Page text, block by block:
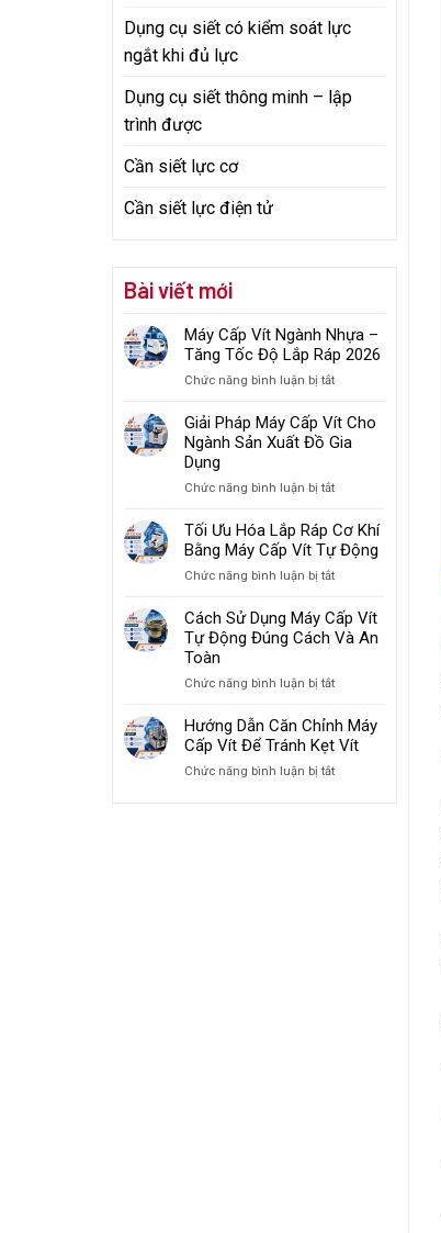
Dụng cụ siết có kiểm soát lực
ngắt khi đủ lực
Dụng cụ siết thông minh – lập
trình được
Cần siết lực cơ
Cần siết lực điện tử
Bài viết mới
Máy Cấp Vít Ngành Nhựa –
Tăng Tốc Độ Lắp Ráp 2026
Chức năng bình luận bị tắtở
Cấp
Vít
–
Tốc
Độ
Giải Pháp Máy Cấp Vít Cho
Ngành Sản Xuất Đồ Gia
Dụng
Chức năng bình luận bị tắtở
Pháp
Máy
Cấp
Vít
Ngành
Sản
Tối Ưu Hóa Lắp Ráp Cơ Khí
Bằng Máy Cấp Vít Tự Động
Chức năng bình luận bị tắtở
Ưu
Hóa
Cơ
Bằng
Máy
Cách Sử Dụng Máy Cấp Vít
Tự Động Đúng Cách Và An
Toàn
Chức năng bình luận bị tắtở
Sử
Dụng
Cấp
Hướng Dẫn Căn Chỉnh Máy
Cấp Vít Để Tránh Kẹt Vít
Chức năng bình luận bị tắtở